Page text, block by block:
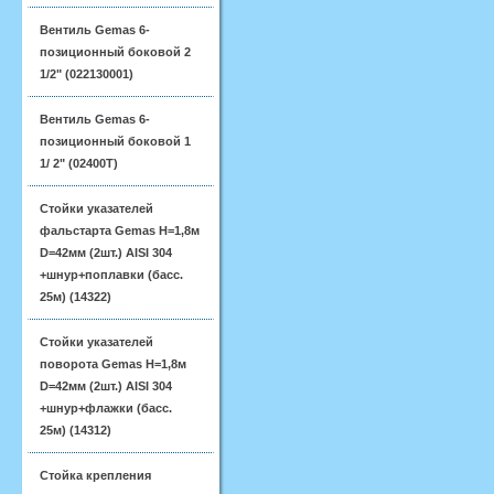
Вентиль Gemas 6-
позиционный боковой 2
1/2" (022130001)
Вентиль Gemas 6-
позиционный боковой 1
1/ 2" (02400T)
Стойки указателей
фальстарта Gemas H=1,8м
D=42мм (2шт.) AISI 304
+шнур+поплавки (басс.
25м) (14322)
Стойки указателей
поворота Gemas H=1,8м
D=42мм (2шт.) AISI 304
+шнур+флажки (басс.
25м) (14312)
Стойка крепления